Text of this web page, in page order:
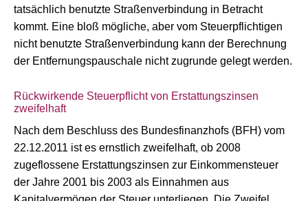
tatsächlich benutzte Straßenverbindung in Betracht
kommt. Eine bloß mögliche, aber vom Steuerpflichtigen
nicht benutzte Straßenverbindung kann der Berechnung
der Entfernungspauschale nicht zugrunde gelegt werden.
Rückwirkende Steuerpflicht von Erstattungszinsen
zweifelhaft
Nach dem Beschluss des Bundesfinanzhofs (BFH) vom
22.12.2011 ist es ernstlich zweifelhaft, ob 2008
zugeflossene Erstattungszinsen zur Einkommensteuer
der Jahre 2001 bis 2003 als Einnahmen aus